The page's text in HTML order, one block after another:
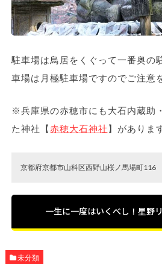
駐車場は鳥居をくぐって一番奥の
車場は月極駐車場ですのでご注意
※兵庫県の赤穂市にも大石内蔵助
た神社【赤穂大石神社 】がありま
京都府京都市山科区西野山桜ノ馬場町116
一生に一度はいくべし！星野
未分類